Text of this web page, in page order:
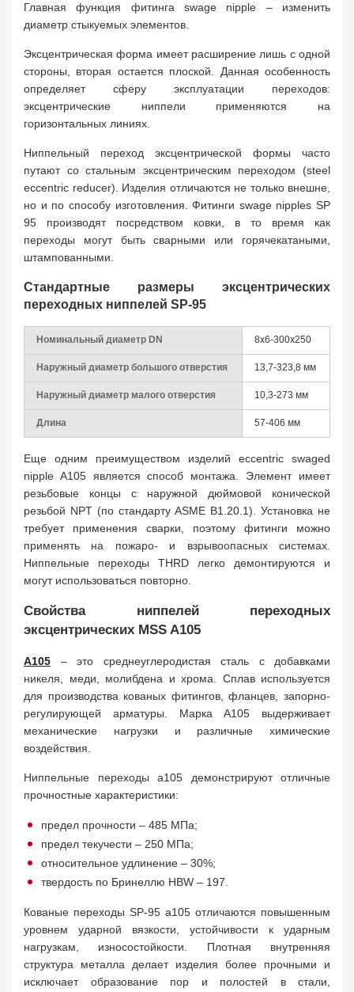
Главная функция фитинга swage nipple – изменить
диаметр стыкуемых элементов.
Эксцентрическая форма имеет расширение лишь с одной
стороны, вторая остается плоской. Данная особенность
определяет сферу эксплуатации переходов:
эксцентрические ниппели применяются на
горизонтальных линиях.
Ниппельный переход эксцентрической формы часто
путают со стальным эксцентрическим переходом (steel
eccentric reducer). Изделия отличаются не только внешне,
но и по способу изготовления. Фитинги swage nipples SP
95 производят посредством ковки, в то время как
переходы могут быть сварными или горячекатаными,
штампованными.
Стандартные размеры эксцентрических
переходных ниппелей SP-95
Номинальный диаметр DN 8x6-300x250
Наружный диаметр большого отверстия 13,7-323,8 мм
Наружный диаметр малого отверстия 10,3-273 мм
Длина 57-406 мм
Еще одним преимуществом изделий eccentric swaged
nipple A105 является способ монтажа. Элемент имеет
резьбовые концы с наружной дюймовой конической
резьбой NPT (по стандарту ASME B1.20.1). Установка не
требует применения сварки, поэтому фитинги можно
применять на пожаро- и взрывоопасных системах.
Ниппельные переходы THRD легко демонтируются и
могут использоваться повторно.
Свойства ниппелей переходных
эксцентрических MSS A105
A105
– это среднеуглеродистая сталь с добавками
никеля, меди, молибдена и хрома. Сплав используется
для производства кованых фитингов, фланцев, запорно-
регулирующей арматуры. Марка А105 выдерживает
механические нагрузки и различные химические
воздействия.
Ниппельные переходы a105 демонстрируют отличные
прочностные характеристики:
предел прочности – 485 МПа;
предел текучести – 250 МПа;
относительное удлинение – 30%;
твердость по Бринеллю HBW – 197.
Кованые переходы SP-95 a105 отличаются повышенным
уровнем ударной вязкости, устойчивости к ударным
нагрузкам, износостойкости. Плотная внутренняя
структура металла делает изделия более прочными и
исключает образование пор и полостей в стали,